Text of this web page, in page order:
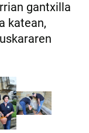
gantxilla
katean,